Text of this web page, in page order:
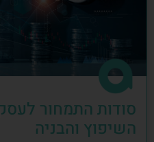
סודות התמחור
השיפוץ והבניה